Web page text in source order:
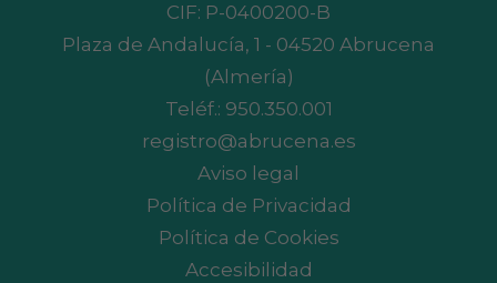
CIF: P-0400200-B
Plaza de Andalucía, 1 - 04520 Abrucena
(Almería)
Teléf.: 950.350.001
registro@abrucena.es
Aviso legal
Política de Privacidad
Política de Cookies
Accesibilidad